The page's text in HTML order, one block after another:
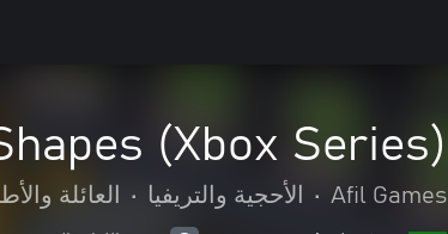
(Xbox Series)
Afil Games
• الأحجية والتريفيا • العائلة